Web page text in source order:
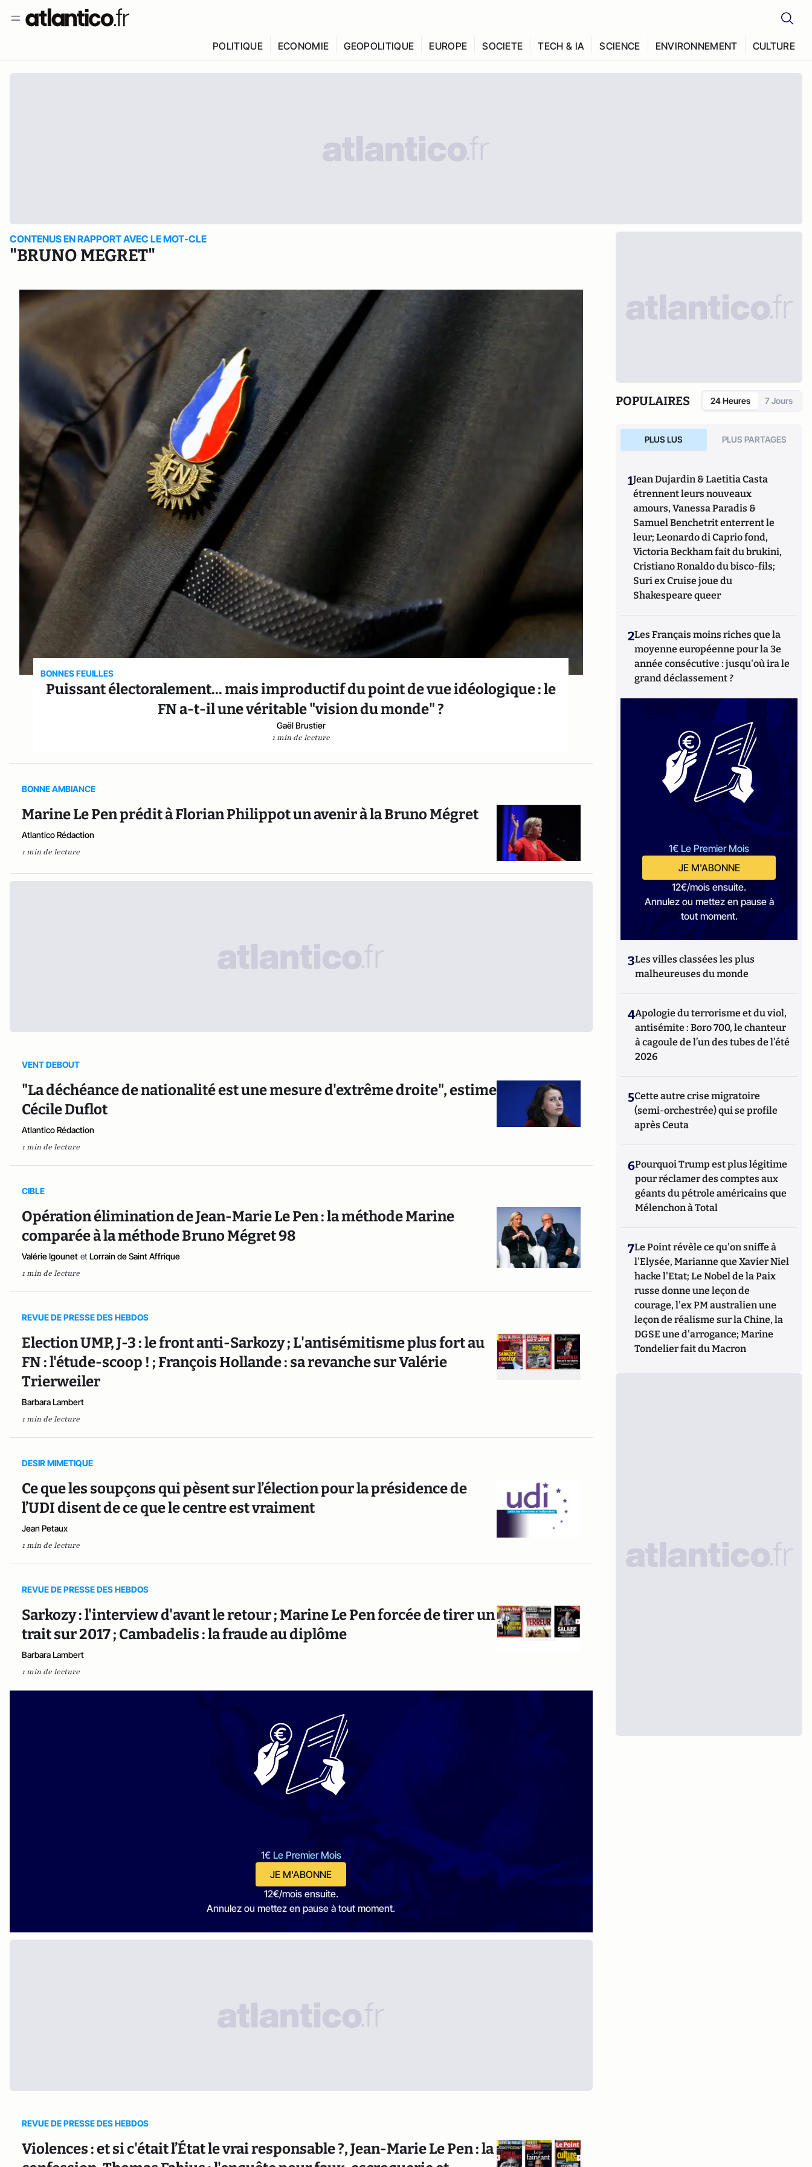
POLITIQUE ECONOMIE GEOPOLITIQUE EUROPE SOCIETE TECH & IA SCIENCE ENVIRONNEMENT CULTURE
CONTENUS EN RAPPORT AVEC LE MOT-CLE
"BRUNO MEGRET"
BONNES FEUILLES
Puissant électoralement... mais improductif du point de vue idéologique : le
FN a-t-il une véritable "vision du monde" ?
Gaël Brustier
1 min de lecture
BONNE AMBIANCE
Marine Le Pen prédit à Florian Philippot un avenir à la Bruno Mégret
Atlantico Rédaction
1 min de lecture
VENT DEBOUT
"La déchéance de nationalité est une mesure d'extrême droite", estime
Cécile Duflot
Atlantico Rédaction
1 min de lecture
CIBLE
Opération élimination de Jean-Marie Le Pen : la méthode Marine
comparée à la méthode Bruno Mégret 98
Valérie Igounet et Lorrain de Saint Affrique
1 min de lecture
REVUE DE PRESSE DES HEBDOS
Election UMP, J-3 : le front anti-Sarkozy ; L'antisémitisme plus fort au
FN : l'étude-scoop ! ; François Hollande : sa revanche sur Valérie
Trierweiler
Barbara Lambert
1 min de lecture
DESIR MIMETIQUE
Ce que les soupçons qui pèsent sur l’élection pour la présidence de
l’UDI disent de ce que le centre est vraiment
Jean Petaux
1 min de lecture
REVUE DE PRESSE DES HEBDOS
Sarkozy : l'interview d'avant le retour ; Marine Le Pen forcée de tirer un
trait sur 2017 ; Cambadelis : la fraude au diplôme
Barbara Lambert
1 min de lecture
1€ Le Premier Mois
JE M'ABONNE
12€/mois ensuite.
Annulez ou mettez en pause à tout moment.
REVUE DE PRESSE DES HEBDOS
Violences : et si c'était l’État le vrai responsable ?, Jean-Marie Le Pen : la
POPULAIRES 24 Heures 7 Jours
PLUS LUS PLUS PARTAGES
1Jean Dujardin & Laetitia Casta
étrennent leurs nouveaux
amours, Vanessa Paradis &
Samuel Benchetrit enterrent le
leur; Leonardo di Caprio fond,
Victoria Beckham fait du brukini,
Cristiano Ronaldo du bisco-fils;
Suri ex Cruise joue du
Shakespeare queer
2Les Français moins riches que la
moyenne européenne pour la 3e
année consécutive : jusqu'où ira le
grand déclassement ?
1€ Le Premier Mois
JE M'ABONNE
12€/mois ensuite.
Annulez ou mettez en pause à
tout moment.
3Les villes classées les plus
malheureuses du monde
4Apologie du terrorisme et du viol,
antisémite : Boro 700, le chanteur
à cagoule de l’un des tubes de l’été
2026
5Cette autre crise migratoire
(semi-orchestrée) qui se profile
après Ceuta
6Pourquoi Trump est plus légitime
pour réclamer des comptes aux
géants du pétrole américains que
Mélenchon à Total
7Le Point révèle ce qu'on sniffe à
l'Elysée, Marianne que Xavier Niel
hacke l'Etat; Le Nobel de la Paix
russe donne une leçon de
courage, l'ex PM australien une
leçon de réalisme sur la Chine, la
DGSE une d'arrogance; Marine
Tondelier fait du Macron